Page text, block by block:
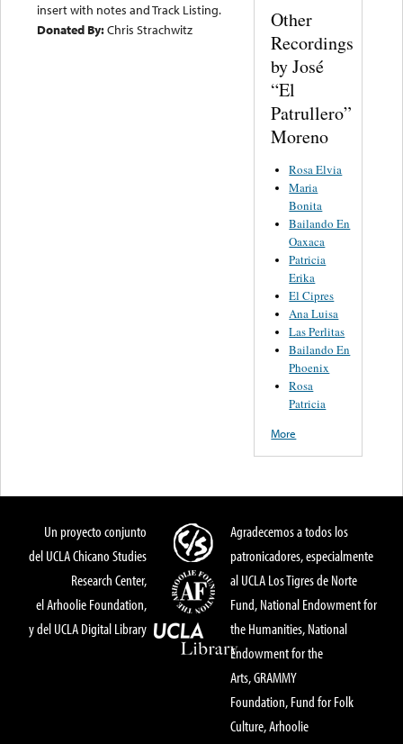
insert with notes and Track Listing.
Donated By:Chris Strachwitz
Other
Recordings
by José
“El
Patrullero”
Moreno
Rosa Elvia
Maria
Bonita
Bailando En
Oaxaca
Patricia
Erika
El Cipres
Ana Luisa
Las Perlitas
Bailando En
Phoenix
Rosa
Patricia
More
Un proyecto conjunto
del UCLA Chicano Studies
Research Center,
el Arhoolie Foundation,
y del UCLA Digital Library
Agradecemos a todos los
patronicadores, especialmente
al UCLA Los Tigres de Norte
Fund, National Endowment for
the Humanities, National
Endowment for the
Arts, GRAMMY
Foundation, Fund for Folk
Culture, Arhoolie